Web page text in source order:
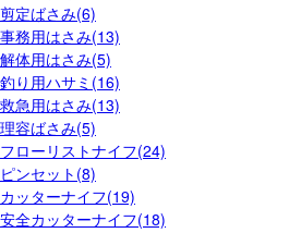
剪定ばさみ(6)
事務用はさみ(13)
解体用はさみ(5)
釣り用ハサミ(16)
救急用はさみ(13)
理容ばさみ(5)
フローリストナイフ(24)
ピンセット(8)
カッターナイフ(19)
安全カッターナイフ(18)